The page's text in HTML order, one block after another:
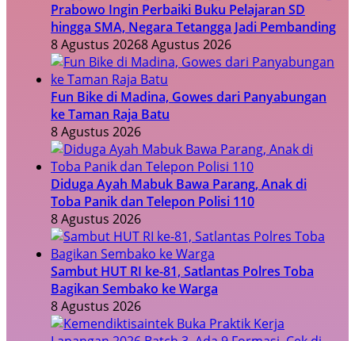
Prabowo Ingin Perbaiki Buku Pelajaran SD
hingga SMA, Negara Tetangga Jadi Pembanding
8 Agustus 20268 Agustus 2026
Fun Bike di Madina, Gowes dari Panyabungan
ke Taman Raja Batu
8 Agustus 2026
Diduga Ayah Mabuk Bawa Parang, Anak di
Toba Panik dan Telepon Polisi 110
8 Agustus 2026
Sambut HUT RI ke-81, Satlantas Polres Toba
Bagikan Sembako ke Warga
8 Agustus 2026